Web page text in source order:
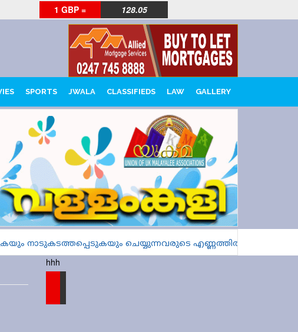
1 GBP = 128.05
SPORTS JWALA CLASSIFIEDS LAW GALLERY
നാടുകടത്തപ്പെടുകയും ചെയ്യുന്നവരുടെ എണ്ണത്തിൽ വൻ
hhh